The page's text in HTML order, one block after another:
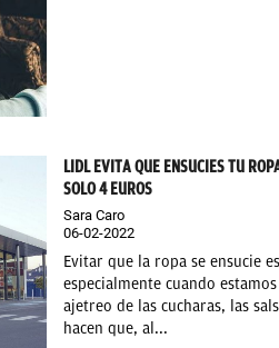
LIDL EVITA QUE ENSUCIES TU
SOLO 4 EUROS
Sara Caro
06-02-2022
Evitar que la ropa se ensucie
especialmente cuando estamos
ajetreo de las cucharas, las
hacen que, al...